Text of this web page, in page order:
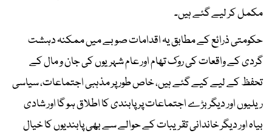
مکمل کر لیے گئے ہیں۔
حکومتی ذرائع کے مطابق یہ اقدامات صوبے میں ممکنہ دہشت
گردی کے واقعات کی روک تھام اور عام شہریوں کی جان و مال کے
تحفظ کے لیے کیے گئے ہیں، خاص طور پر مذہبی اجتماعات، سیاسی
ریلیوں اور دیگر بڑے اجتماعات پر پابندی کا اطلاق ہو گا اور شادی
بیاہ اور دیگر خاندانی تقریبات کے حوالے سے بھی پابندیوں کا خیال